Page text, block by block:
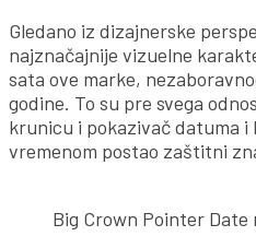
Gledano iz dizajnerske
najznačajnije vizuelne
sata ove marke,
godine. To su pre svega
krunicu i pokazivač datuma i
vremenom postao zaštitni
Big Crown Pointer